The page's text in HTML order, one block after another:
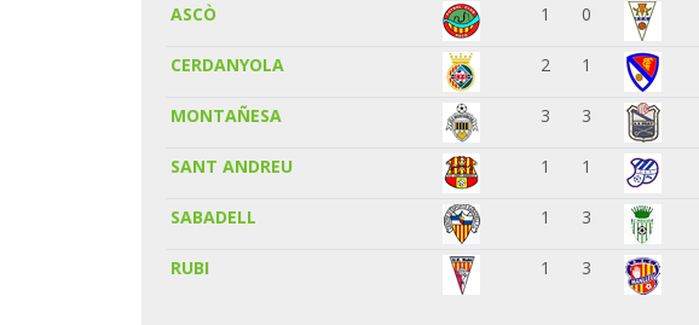
ASCÒ 1 0
CERDANYOLA 2 1
MONTAÑESA 3 3
SANT ANDREU 1 1
SABADELL 1 3
RUBI 1 3